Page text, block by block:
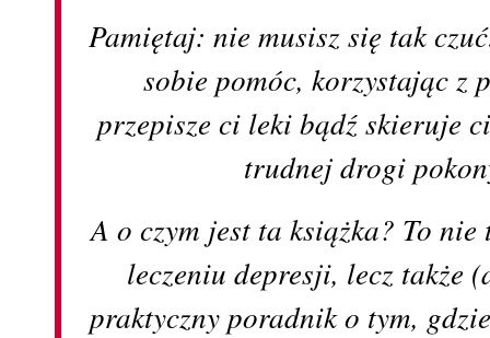
Pamiętaj: nie musisz się tak
sobie pomóc, korzystając z
przepisze ci leki bądź skieruje
trudnej drogi
A o czym jest ta książka? To
leczeniu depresji, lecz także
praktyczny poradnik o tym,